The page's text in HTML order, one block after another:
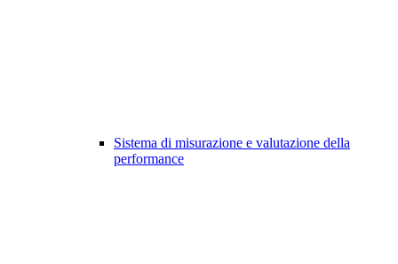
Sistema di misurazione e valutazione della
performance